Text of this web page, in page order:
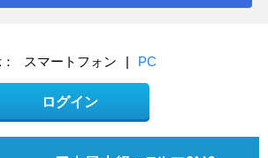
スマートフォン | PC
ログイン